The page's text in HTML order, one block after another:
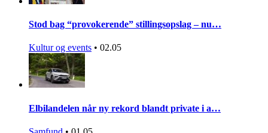
Stod bag “provokerende” stillingsopslag – nu…
Kultur og events • 02.05
Elbilandelen når ny rekord blandt private i a…